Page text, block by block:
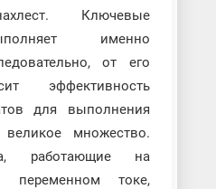
Ключевые
именно
от его
эффективность
для выполнения
великое множество.
работающие на
переменном токе,